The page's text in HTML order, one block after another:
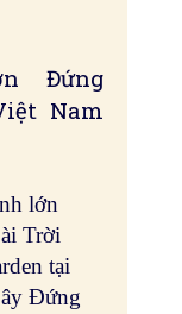
Đứng
Nam
lớn
Trời
tại
Đứng